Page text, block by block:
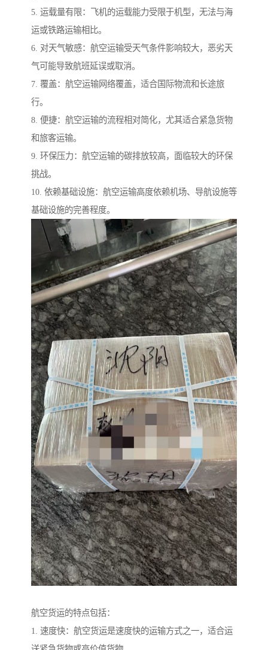
5. 运载量有限：飞机的运载能力受限于机型，无法与海
运或铁路运输相比。
6. 对天气敏感：航空运输受天气条件影响较大，恶劣天
气可能导致航班延误或取消。
7. 覆盖：航空运输网络覆盖，适合国际物流和长途旅
行。
8. 便捷：航空运输的流程相对简化，尤其适合紧急货物
和旅客运输。
9. 环保压力：航空运输的碳排放较高，面临较大的环保
挑战。
10. 依赖基础设施：航空运输高度依赖机场、导航设施等
基础设施的完善程度。
航空货运的特点包括：
1. 速度快：航空货运是速度快的运输方式之一，适合运